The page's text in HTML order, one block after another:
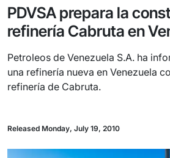
PDVSA prepara la
refinería Cabruta en
Petroleos de Venezuela S.A. ha
una refinería nueva en Venezuela
refinería de Cabruta.
Released Monday, July 19, 2010